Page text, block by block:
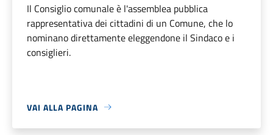
Il Consiglio comunale è l'assemblea pubblica
rappresentativa dei cittadini di un Comune, che lo
nominano direttamente eleggendone il Sindaco e i
consiglieri.
VAI ALLA PAGINA